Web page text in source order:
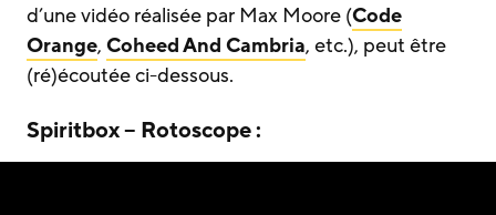
d’une vidéo réalisée par Max Moore (Code
Orange, Coheed And Cambria, etc.), peut être
(ré)écoutée ci-dessous.
Spiritbox – Rotoscope :